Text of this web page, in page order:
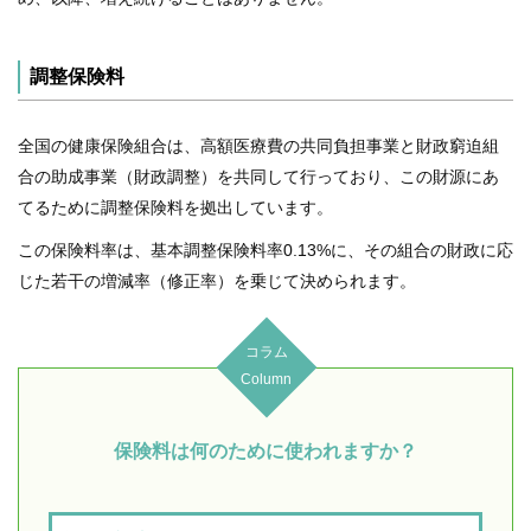
調整保険料
全国の健康保険組合は、高額医療費の共同負担事業と財政窮迫組
合の助成事業（財政調整）を共同して行っており、この財源にあ
てるために調整保険料を拠出しています。
この保険料率は、基本調整保険料率0.13%に、その組合の財政に応
じた若干の増減率（修正率）を乗じて決められます。
コラム
Column
保険料は何のために使われますか？